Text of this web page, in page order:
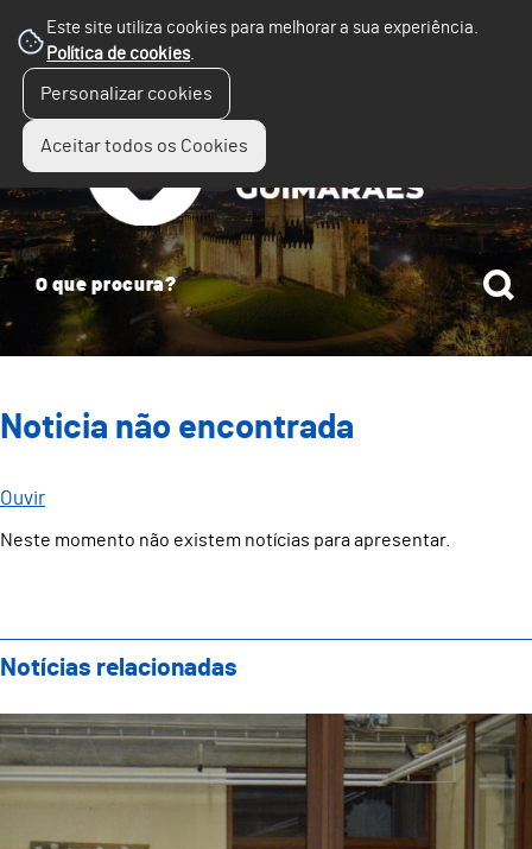
Este site utiliza cookies para melhorar a sua experiência.
Política de cookies.
Personalizar cookies
Aceitar todos os Cookies
Noticia não encontrada
Ouvir
Neste momento não existem notícias para apresentar.
Notícias relacionadas
Showcooking Famílias: Evento Final do Projeto